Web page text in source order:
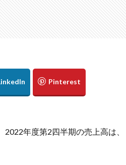
年度第2四半期の売上高は、